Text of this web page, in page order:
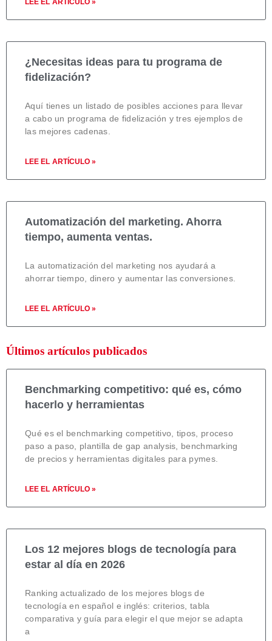
LEE EL ARTÍCULO »
¿Necesitas ideas para tu programa de
fidelización?
Aquí tienes un listado de posibles acciones para llevar
a cabo un programa de fidelización y tres ejemplos de
las mejores cadenas.
LEE EL ARTÍCULO »
Automatización del marketing. Ahorra
tiempo, aumenta ventas.
La automatización del marketing nos ayudará a
ahorrar tiempo, dinero y aumentar las conversiones.
LEE EL ARTÍCULO »
Últimos artículos publicados
Benchmarking competitivo: qué es, cómo
hacerlo y herramientas
Qué es el benchmarking competitivo, tipos, proceso
paso a paso, plantilla de gap analysis, benchmarking
de precios y herramientas digitales para pymes.
LEE EL ARTÍCULO »
Los 12 mejores blogs de tecnología para
estar al día en 2026
Ranking actualizado de los mejores blogs de
tecnología en español e inglés: criterios, tabla
comparativa y guía para elegir el que mejor se adapta
a